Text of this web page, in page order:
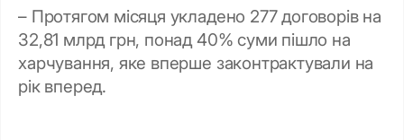
– Протягом місяця укладено 277 договорів на
32,81 млрд грн, понад 40% суми пішло на
харчування, яке вперше законтрактували на
рік вперед.